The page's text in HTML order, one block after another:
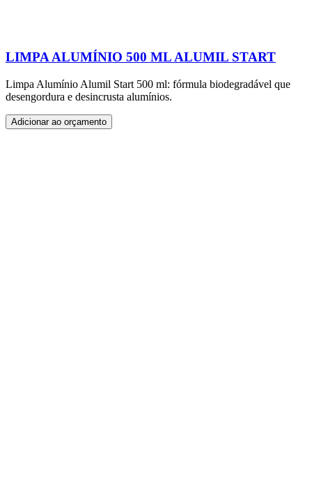
LIMPA ALUMÍNIO 500 ML ALUMIL START
Limpa Alumínio Alumil Start 500 ml: fórmula biodegradável que
desengordura e desincrusta alumínios.
Adicionar ao orçamento